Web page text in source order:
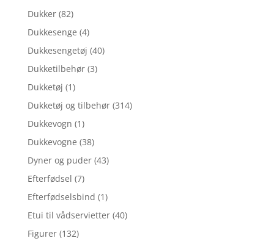
Dukker (82)
Dukkesenge (4)
Dukkesengetøj (40)
Dukketilbehør (3)
Dukketøj (1)
Dukketøj og tilbehør (314)
Dukkevogn (1)
Dukkevogne (38)
Dyner og puder (43)
Efterfødsel (7)
Efterfødselsbind (1)
Etui til vådservietter (40)
Figurer (132)